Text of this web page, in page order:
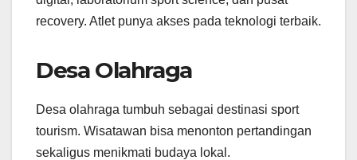
recovery. Atlet punya akses pada teknologi terbaik.
Desa Olahraga
Desa olahraga tumbuh sebagai destinasi sport
tourism. Wisatawan bisa menonton pertandingan
sekaligus menikmati budaya lokal.